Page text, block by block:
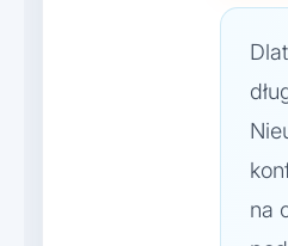
na